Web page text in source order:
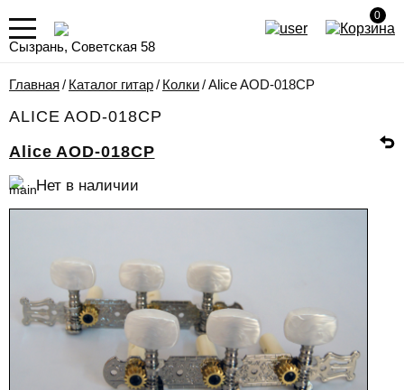
0
Сызрань, Советская 58
Главная / Каталог гитар/ Колки/Alice AOD-018CP
ALICE AOD-018CP
Alice AOD-018CP
Нет в наличии